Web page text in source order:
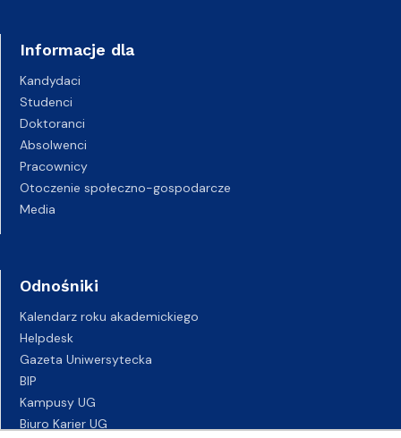
Informacje dla
Kandydaci
Studenci
Doktoranci
Absolwenci
Pracownicy
Otoczenie społeczno-gospodarcze
Media
Odnośniki
Kalendarz roku akademickiego
Helpdesk
Gazeta Uniwersytecka
BIP
Kampusy UG
Biuro Karier UG